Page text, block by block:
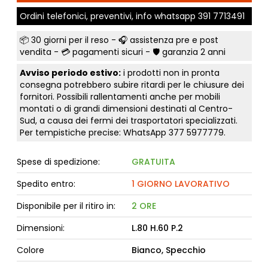
Ordini telefonici, preventivi, info whatsapp 391 7713491
📦 30 giorni per il reso - 🎧 assistenza pre e post
vendita - 💳 pagamenti sicuri - 🛡️ garanzia 2 anni
Avviso periodo estivo:i prodotti non in pronta
consegna potrebbero subire ritardi per le chiusure dei
fornitori. Possibili rallentamenti anche per mobili
montati o di grandi dimensioni destinati al Centro-
Sud, a causa dei fermi dei trasportatori specializzati.
Per tempistiche precise: WhatsApp 377 5977779.
Spese di spedizione:
GRATUITA
Spedito entro:
1 GIORNO LAVORATIVO
Disponibile per il ritiro in:
2 ORE
Dimensioni:
L.80 H.60 P.2
Colore
Bianco, Specchio